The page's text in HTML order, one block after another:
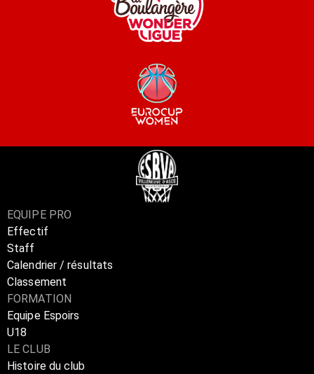
EQUIPE PRO
Effectif
Staff
Calendrier / résultats
Classement
FORMATION
Equipe Espoirs
U18
LE CLUB
Histoire du club